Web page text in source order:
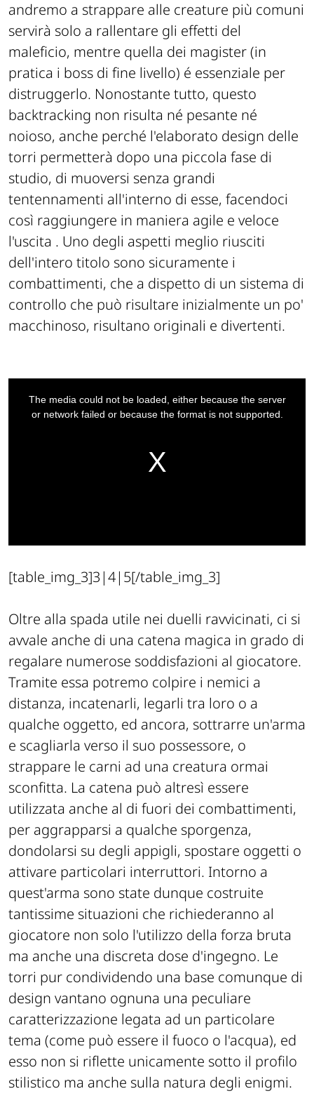
andremo a strappare alle creature più comuni
servirà solo a rallentare gli effetti del
maleficio, mentre quella dei magister (in
pratica i boss di fine livello) é essenziale per
distruggerlo. Nonostante tutto, questo
backtracking non risulta né pesante né
noioso, anche perché l'elaborato design delle
torri permetterà dopo una piccola fase di
studio, di muoversi senza grandi
tentennamenti all'interno di esse, facendoci
così raggiungere in maniera agile e veloce
l'uscita . Uno degli aspetti meglio riusciti
dell'intero titolo sono sicuramente i
combattimenti, che a dispetto di un sistema di
controllo che può risultare inizialmente un po'
macchinoso, risultano originali e divertenti.
The media could not be loaded, either because the server
or network failed or because the format is not supported.
[table_img_3]3|4|5[/table_img_3]
Oltre alla spada utile nei duelli ravvicinati, ci si
avvale anche di una catena magica in grado di
regalare numerose soddisfazioni al giocatore.
Tramite essa potremo colpire i nemici a
distanza, incatenarli, legarli tra loro o a
qualche oggetto, ed ancora, sottrarre un'arma
e scagliarla verso il suo possessore, o
strappare le carni ad una creatura ormai
sconfitta. La catena può altresì essere
utilizzata anche al di fuori dei combattimenti,
per aggrapparsi a qualche sporgenza,
dondolarsi su degli appigli, spostare oggetti o
attivare particolari interruttori. Intorno a
quest'arma sono state dunque costruite
tantissime situazioni che richiederanno al
giocatore non solo l'utilizzo della forza bruta
ma anche una discreta dose d'ingegno. Le
torri pur condividendo una base comunque di
design vantano ognuna una peculiare
caratterizzazione legata ad un particolare
tema (come può essere il fuoco o l'acqua), ed
esso non si riflette unicamente sotto il profilo
stilistico ma anche sulla natura degli enigmi.